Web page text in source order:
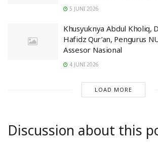
5 JUNI 2026
Khusyuknya Abdul Kholiq,
Hafidz Qur’an, Pengurus
Assesor Nasional
4 JUNI 2026
LOAD MORE
Discussion about this